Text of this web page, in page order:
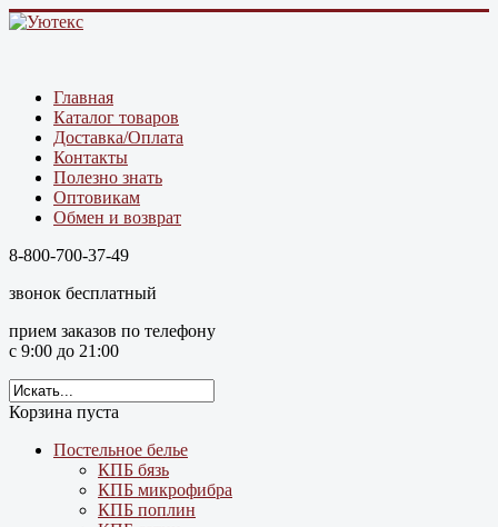
Главная
Каталог товаров
Доставка/Оплата
Контакты
Полезно знать
Оптовикам
Обмен и возврат
8-800-700-37-49
звонок бесплатный
прием заказов по телефону
с 9:00 до 21:00
Корзина пуста
Постельное белье
КПБ бязь
КПБ микрофибра
КПБ поплин